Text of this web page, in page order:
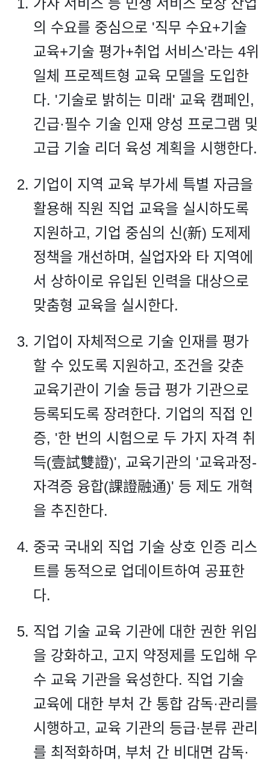
의 수요를 중심으로 '직무 수요+기술
교육+기술 평가+취업 서비스'라는 4위
일체 프로젝트형 교육 모델을 도입한
다. '기술로 밝히는 미래' 교육 캠페인,
긴급·필수 기술 인재 양성 프로그램 및
고급 기술 리더 육성 계획을 시행한다.
기업이 지역 교육 부가세 특별 자금을
활용해 직원 직업 교육을 실시하도록
지원하고, 기업 중심의 신(新) 도제제
정책을 개선하며, 실업자와 타 지역에
서 상하이로 유입된 인력을 대상으로
맞춤형 교육을 실시한다.
기업이 자체적으로 기술 인재를 평가
할 수 있도록 지원하고, 조건을 갖춘
교육기관이 기술 등급 평가 기관으로
등록되도록 장려한다. 기업의 직접 인
증, '한 번의 시험으로 두 가지 자격 취
득(壹試雙證)', 교육기관의 '교육과정-
자격증 융합(課證融通)' 등 제도 개혁
을 추진한다.
중국 국내외 직업 기술 상호 인증 리스
트를 동적으로 업데이트하여 공표한
다.
직업 기술 교육 기관에 대한 권한 위임
을 강화하고, 고지 약정제를 도입해 우
수 교육 기관을 육성한다. 직업 기술
교육에 대한 부처 간 통합 감독·관리를
시행하고, 교육 기관의 등급·분류 관리
를 최적화하며, 부처 간 비대면 감독·